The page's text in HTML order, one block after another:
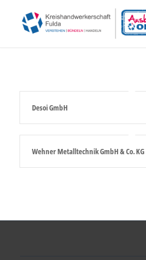
Desoi GmbH
Wehner Metalltechnik GmbH & Co. KG